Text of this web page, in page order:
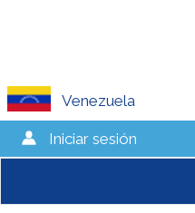
Venezuela
Iniciar sesión